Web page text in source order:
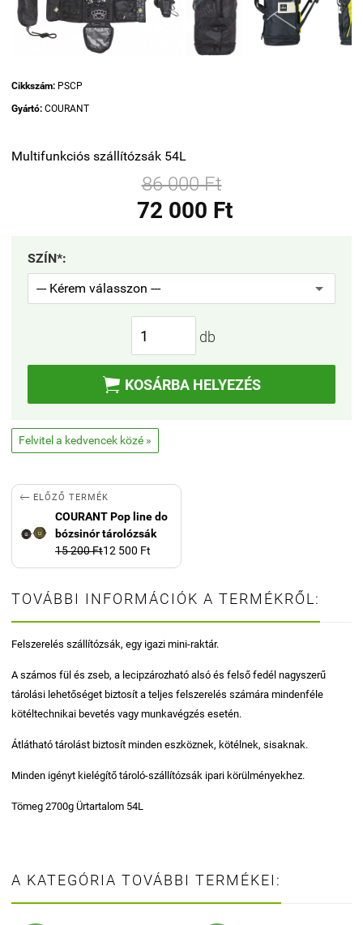
Cikkszám: PSCP
Gyártó: COURANT
Multifunkciós szállítózsák 54L
86 000 Ft
72 000 Ft
SZÍN*:
db
 KOSÁRBA HELYEZÉS
Felvitel a kedvencek közé »
 ELŐZŐ TERMÉK
COURANT Pop line do
bózsinór tárolózsák
15 200 Ft12 500 Ft
TOVÁBBI INFORMÁCIÓK A TERMÉKRŐL:
Felszerelés szállítózsák, egy igazi mini-raktár.
A számos fül és zseb, a lecipzározható alsó és felső fedél nagyszerű
tárolási lehetőséget biztosít a teljes felszerelés számára mindenféle
kötéltechnikai bevetés vagy munkavégzés esetén.
Átlátható tárolást biztosít minden eszköznek, kötélnek, sisaknak.
Minden igényt kielégítő tároló-szállítózsák ipari körülményekhez.
Tömeg 2700g Ürtartalom 54L
A KATEGÓRIA TOVÁBBI TERMÉKEI: